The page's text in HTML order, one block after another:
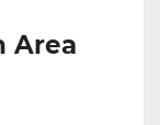
Area